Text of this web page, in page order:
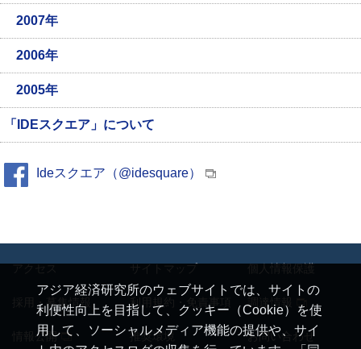
2007年
2006年
2005年
「IDEスクエア」について
Ideスクエア（@idesquare）
アジア経済研究所のウェブサイトでは、サイトの
利便性向上を目指して、クッキー（Cookie）を使
用して、ソーシャルメディア機能の提供や、サイ
アクセス サイトマップ 個人情報保護
採用・募集情報 利用規約・免責事項 調達情報
情報公開 推奨環境 お問い合わせ